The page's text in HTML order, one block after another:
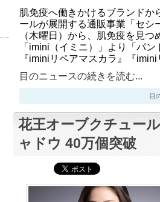
肌免疫へ働きかけるブランドか
ールが展開する通販事業「セシ
（木曜日）から、肌免疫を見
「imini（イミニ）」より「パ
『iminiリペアマスカラ』『
目のニュースの続きを読む...
目
花王オーブクチュー
ャドウ 40万個突破